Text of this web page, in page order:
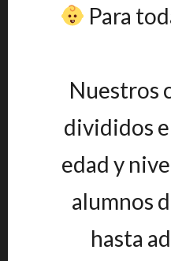
Para
Nuestros
divididos
edad y
alumnos
hasta